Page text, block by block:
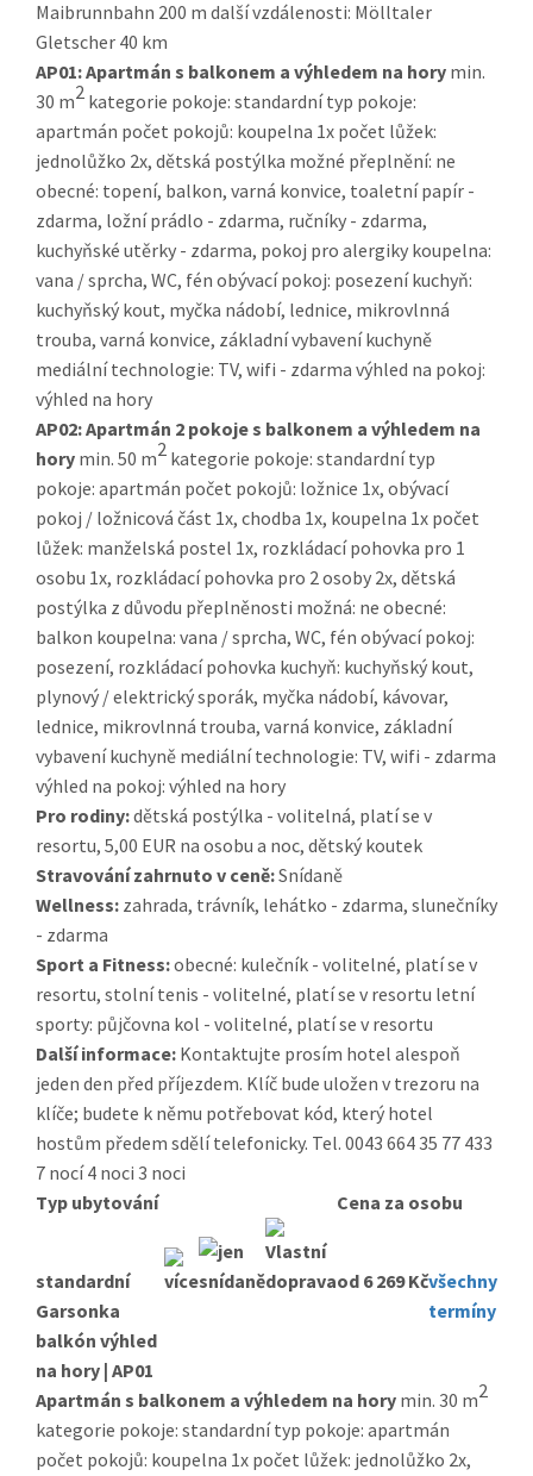
Maibrunnbahn 200 m další vzdálenosti: Mölltaler
Gletscher 40 km
AP01:Apartmán s balkonem a výhledem na hory min.
30 m2 kategorie pokoje: standardní typ pokoje:
apartmán počet pokojů: koupelna 1x počet lůžek:
jednolůžko 2x, dětská postýlka možné přeplnění: ne
obecné: topení, balkon, varná konvice, toaletní papír -
zdarma, ložní prádlo - zdarma, ručníky - zdarma,
kuchyňské utěrky - zdarma, pokoj pro alergiky koupelna:
vana / sprcha, WC, fén obývací pokoj: posezení kuchyň:
kuchyňský kout, myčka nádobí, lednice, mikrovlnná
trouba, varná konvice, základní vybavení kuchyně
mediální technologie: TV, wifi - zdarma výhled na pokoj:
výhled na hory
AP02:Apartmán 2 pokoje s balkonem a výhledem na
hory min. 50 m2 kategorie pokoje: standardní typ
pokoje: apartmán počet pokojů: ložnice 1x, obývací
pokoj / ložnicová část 1x, chodba 1x, koupelna 1x počet
lůžek: manželská postel 1x, rozkládací pohovka pro 1
osobu 1x, rozkládací pohovka pro 2 osoby 2x, dětská
postýlka z důvodu přeplněnosti možná: ne obecné:
balkon koupelna: vana / sprcha, WC, fén obývací pokoj:
posezení, rozkládací pohovka kuchyň: kuchyňský kout,
plynový / elektrický sporák, myčka nádobí, kávovar,
lednice, mikrovlnná trouba, varná konvice, základní
vybavení kuchyně mediální technologie: TV, wifi - zdarma
výhled na pokoj: výhled na hory
Pro rodiny:dětská postýlka - volitelná, platí se v
resortu, 5,00 EUR na osobu a noc, dětský koutek
Stravování zahrnuto v ceně:Snídaně
Wellness: zahrada, trávník, lehátko - zdarma, slunečníky
- zdarma
Sport a Fitness:obecné: kulečník - volitelné, platí se v
resortu, stolní tenis - volitelné, platí se v resortu letní
sporty: půjčovna kol - volitelné, platí se v resortu
Další informace: Kontaktujte prosím hotel alespoň
jeden den před příjezdem. Klíč bude uložen v trezoru na
klíče; budete k němu potřebovat kód, který hotel
hostům předem sdělí telefonicky. Tel. 0043 664 35 77 433
7 nocí4 noci 3 noci
Typ ubytování
Cena za osobu
standardní
Garsonka
balkón výhled
na hory | AP01
od 6 269 Kčvšechny
termíny
Apartmán s balkonem a výhledem na hory min. 30 m2
kategorie pokoje: standardní typ pokoje: apartmán
počet pokojů: koupelna 1x počet lůžek: jednolůžko 2x,